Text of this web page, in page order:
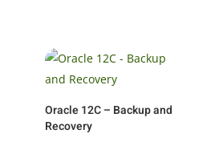
Oracle 12C – Backup and
Recovery